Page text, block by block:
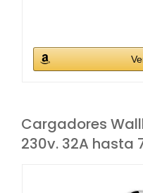
Cargadores
230v. 32A hasta